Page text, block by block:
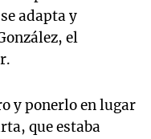
adapta y
el
y ponerlo en lugar
que estaba